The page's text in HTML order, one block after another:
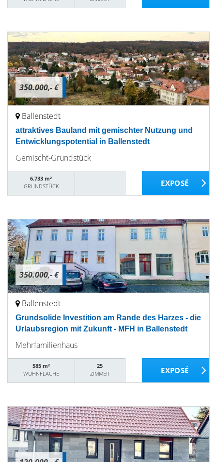
350.000,- €
Ballenstedt
attraktives Bauland mit gemischter Nutzung und
Entwicklungspotential in Ballenstedt
Gemischt-Grundstück
6.733 m²
GRUNDSTÜCK
350.000,- €
Ballenstedt
Grundsolide Investition am Rande des Harzes - die
Urlaubsregion mit Zukunft - MFH in Ballenstedt
Mehrfamilienhaus
585 m²
WOHNFLÄCHE
25
ZIMMER